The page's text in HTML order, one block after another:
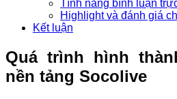
Tính năng bình luận
Highlight và đánh giá
Kết luận
Quá trình hình
nền tảng Socolive